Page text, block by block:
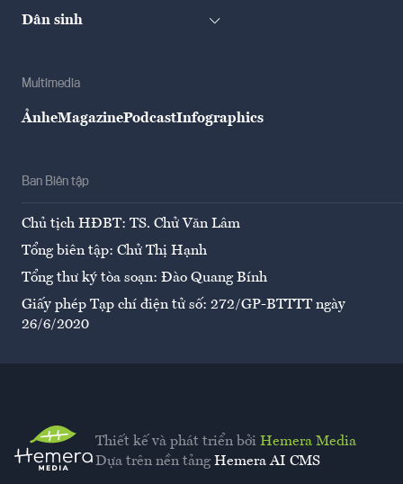
Dân sinh
Multimedia
ẢnheMagazinePodcastInfographics
Ban Biên tập
Chủ tịch HĐBT: TS. Chử Văn Lâm
Tổng biên tập: Chử Thị Hạnh
Tổng thư ký tòa soạn: Đào Quang Bính
Giấy phép Tạp chí điện tử số: 272/GP-BTTTT ngày
26/6/2020
Thiết kế và phát triển bởi Hemera Media
Dựa trên nền tảng Hemera AI CMS